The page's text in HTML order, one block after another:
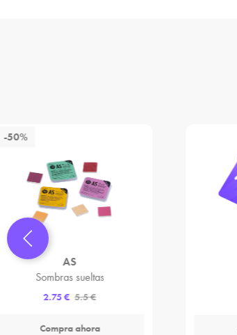
-50%
AS
Sombras sueltas
2.75 € 5.5 €
Compra ahora